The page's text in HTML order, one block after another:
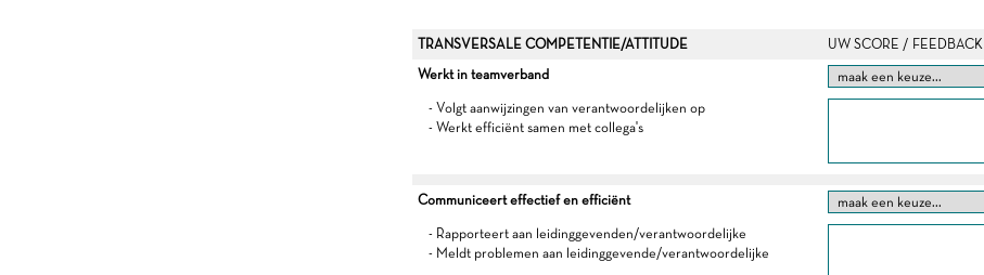
TRANSVERSALE COMPETENTIE/ATTITUDE UW SCORE / FEEDBACK
Werkt in teamverband
- Volgt aanwijzingen van verantwoordelijken op
- Werkt efficiënt samen met collega's
Communiceert effectief en efficiënt
- Rapporteert aan leidinggevenden/verantwoordelijke
- Meldt problemen aan leidinggevende/verantwoordelijke